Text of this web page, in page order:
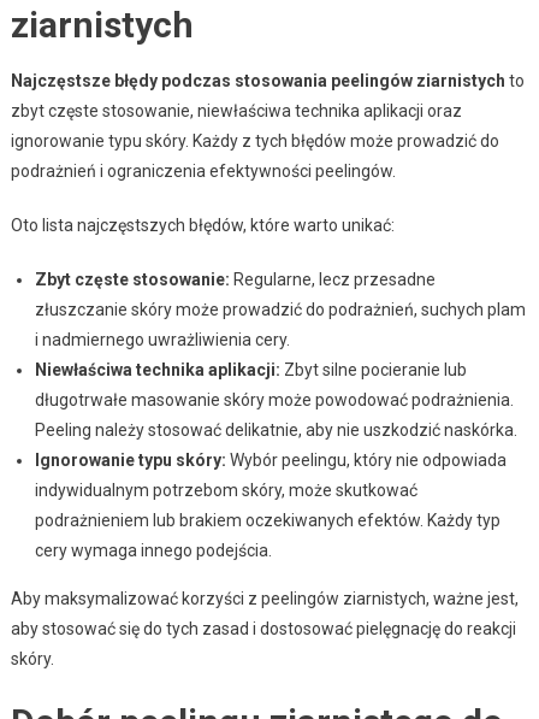
ziarnistych
Najczęstsze błędy podczas stosowania peelingów ziarnistych to
zbyt częste stosowanie, niewłaściwa technika aplikacji oraz
ignorowanie typu skóry. Każdy z tych błędów może prowadzić do
podrażnień i ograniczenia efektywności peelingów.
Oto lista najczęstszych błędów, które warto unikać:
Zbyt częste stosowanie: Regularne, lecz przesadne
złuszczanie skóry może prowadzić do podrażnień, suchych plam
i nadmiernego uwrażliwienia cery.
Niewłaściwa technika aplikacji: Zbyt silne pocieranie lub
długotrwałe masowanie skóry może powodować podrażnienia.
Peeling należy stosować delikatnie, aby nie uszkodzić naskórka.
Ignorowanie typu skóry: Wybór peelingu, który nie odpowiada
indywidualnym potrzebom skóry, może skutkować
podrażnieniem lub brakiem oczekiwanych efektów. Każdy typ
cery wymaga innego podejścia.
Aby maksymalizować korzyści z peelingów ziarnistych, ważne jest,
aby stosować się do tych zasad i dostosować pielęgnację do reakcji
skóry.